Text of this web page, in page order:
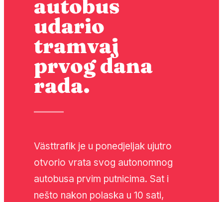
autobus
udario
tramvaj
prvog dana
rada.
Västtrafik je u ponedjeljak ujutro
otvorio vrata svog autonomnog
autobusa prvim putnicima. Sat i
nešto nakon polaska u 10 sati,